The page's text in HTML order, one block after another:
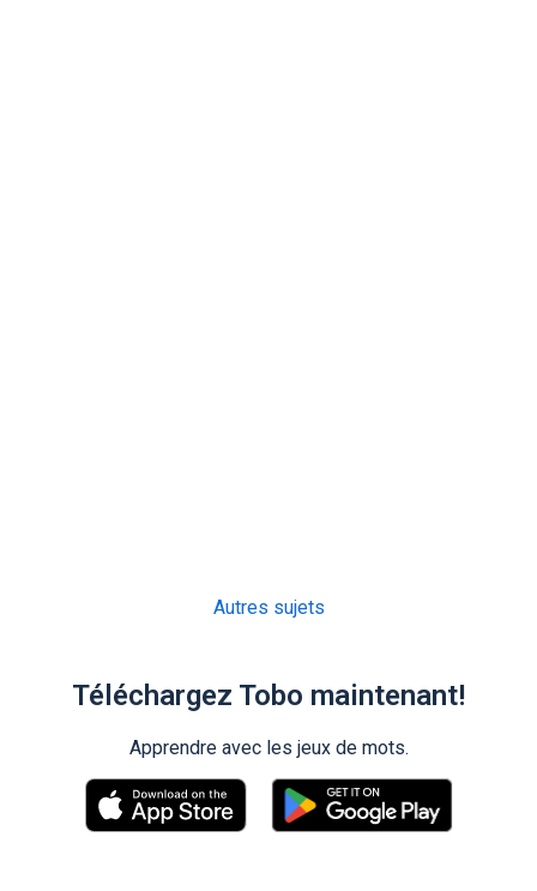
Autres sujets
Téléchargez Tobo maintenant!
Apprendre avec les jeux de mots.